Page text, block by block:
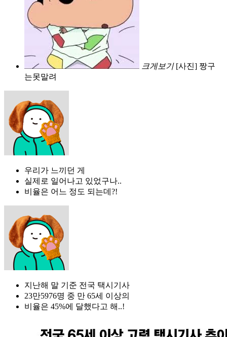
크게보기 [사진] 짱구
는못말려
우리가 느끼던 게
실제로 일어나고 있었구나..
비율은 어느 정도 되는데?!
지난해 말 기준 전국 택시기사
23만5976명 중 만 65세 이상의
비율은 45%에 달했다고 해..!